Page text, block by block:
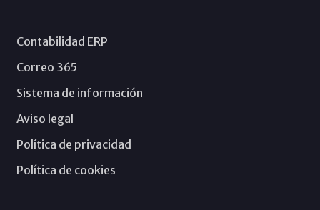
Contabilidad ERP
Correo 365
Sistema de información
Aviso legal
Política de privacidad
Política de cookies